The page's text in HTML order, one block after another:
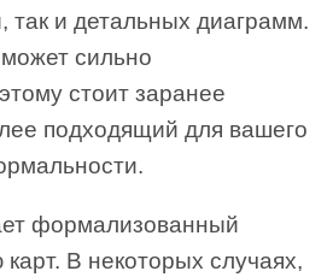
так и детальных диаграмм.
сильно
стоит заранее
подходящий для вашего
формализованный
В некоторых случаях,